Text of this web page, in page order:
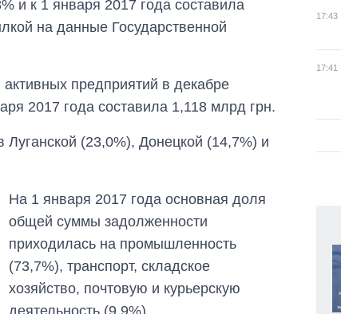
и к 1 января 2017 года составила
на данные Государственной
предприятий в декабре
2017 года составила 1,118 млрд грн.
(23,0%), Донецкой (14,7%) и
На 1 января 2017 года основная доля
общей суммы задолженности
приходилась на промышленность
(73,7%), транспорт, складское
хозяйство, почтовую и курьерскую
17:43
17:41
Как изменился
бюджет
обороны за 13 лет